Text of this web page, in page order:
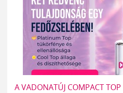
A VADONATÚJ COMPACT